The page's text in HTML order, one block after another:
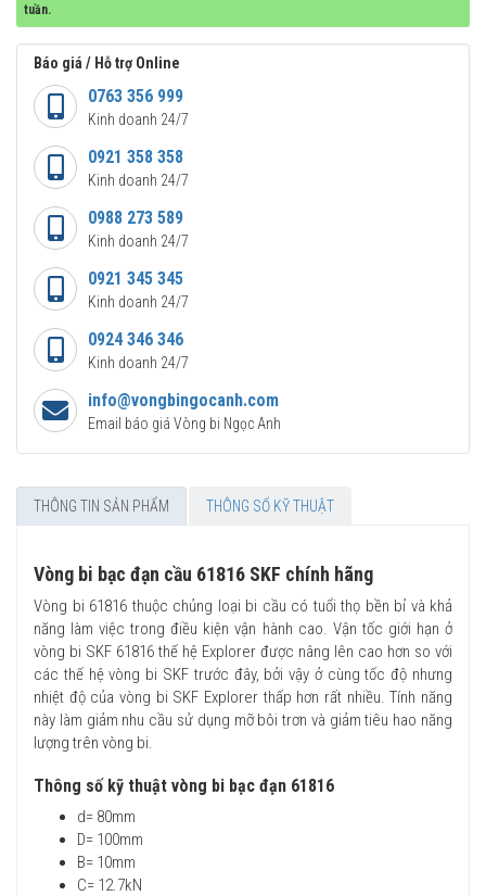
tuần.
Báo giá / Hỗ trợ Online
0763 356 999
Kinh doanh 24/7
0921 358 358
Kinh doanh 24/7
0988 273 589
Kinh doanh 24/7
0921 345 345
Kinh doanh 24/7
0924 346 346
Kinh doanh 24/7
info@vongbingocanh.com
Email báo giá Vòng bi Ngọc Anh
THÔNG TIN SẢN PHẨM THÔNG SỐ KỸ THUẬT
Vòng bi bạc đạn cầu 61816 SKF chính hãng
Vòng bi 61816 thuộc chủng loại bi cầu có tuổi thọ bền bỉ và khả
năng làm việc trong điều kiện vận hành cao. Vận tốc giới hạn ở
vòng bi SKF 61816 thế hệ Explorer được nâng lên cao hơn so với
các thế hệ vòng bi SKF trước đây, bởi vậy ở cùng tốc độ nhưng
nhiệt độ của vòng bi SKF Explorer thấp hơn rất nhiều. Tính năng
này làm giảm nhu cầu sử dụng mỡ bôi trơn và giảm tiêu hao năng
lượng trên vòng bi.
Thông số kỹ thuật vòng bi bạc đạn 61816
d= 80mm
D= 100mm
B= 10mm
C= 12.7kN